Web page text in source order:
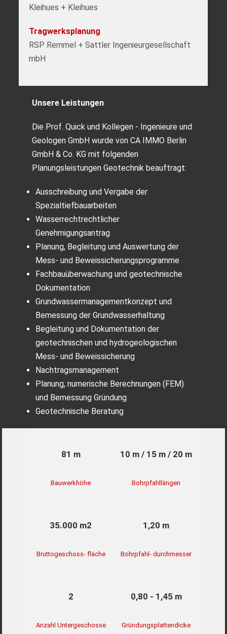
Kleihues + Kleihues
Tragwerksplanung
RSP Remmel + Sattler Ingenieurgesellschaft
mbH
Unsere Leistungen
Die Prof. Quick und Kollegen - Ingenieure und
Geologen GmbH wurde von CA IMMO Berlin
GmbH & Co. KG mit folgenden
Planungsleistungen Geotechnik beauftragt:
Ausschreibung und Vergabe der
Spezialtiefbauarbeiten
Wasserrechtrechtlicher
Genehmigungsantrag
Planung, Begleitung und Auswertung der
Mess- und Beweissicherungsprogramme
Fachbauüberwachung und geotechnische
Dokumentation
Grundwassermanagementkonzept und
Bemessung der Grundwasserhaltung
Begleitung und Dokumentation der
geotechnischen und hydrogeologischen
Mess- und Beweissicherung
Nachtragsmanagement
Planung, numerische Berechnungen (FEM)
und Bemessung Gründung
Geotechnische Beratung
81 m
Bauwerkhöhe
10 m / 15 m / 20 m
Bohrpfahllängen
35.000 m2
Bruttogeschoss- fläche
1,20 m
Bohrpfahl- durchmesser
2
Anzahl Untergeschosse
0,80 - 1,45 m
Gründungsplattendicke